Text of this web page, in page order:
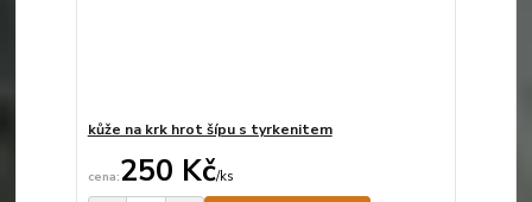
kůže na krk hrot šípu s tyrkenitem
250 Kč/ks